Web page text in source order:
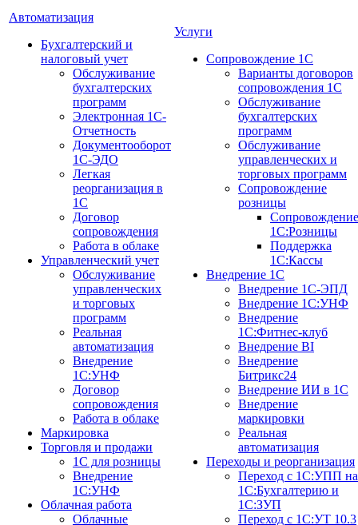
Автоматизация
Бухгалтерский и
налоговый учет
Обслуживание
бухгалтерских
программ
Электронная 1С-
Отчетность
Документооборот
1С-ЭДО
Легкая
реорганизация в
1С
Договор
сопровождения
Работа в облаке
Управленческий учет
Обслуживание
управленческих
и торговых
программ
Реальная
автоматизация
Внедрение
1С:УНФ
Договор
сопровождения
Работа в облаке
Маркировка
Торговля и продажи
1С для розницы
Внедрение
1С:УНФ
Облачная работа
Облачные
Услуги
Сопровождение 1С
Варианты договоров
сопровождения 1С
Обслуживание
бухгалтерских
программ
Обслуживание
управленческих и
торговых программ
Сопровождение
розницы
Сопровождение
1С:Розницы
Поддержка
1С:Кассы
Внедрение 1С
Внедрение 1С-ЭПД
Внедрение 1С:УНФ
Внедрение
1С:Фитнес-клуб
Внедрение BI
Внедрение
Битрикс24
Внедрение ИИ в 1С
Внедрение
маркировки
Реальная
автоматизация
Переходы и реорганизация
Переход с 1С:УПП на
1С:Бухгалтерию и
1С:ЗУП
Переход с 1С:УТ 10.3